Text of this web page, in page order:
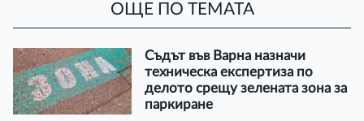
ОЩЕ ПО ТЕМАТА
Съдът във Варна назначи
техническа експертиза по
делото срещу зелената зона за
паркиране